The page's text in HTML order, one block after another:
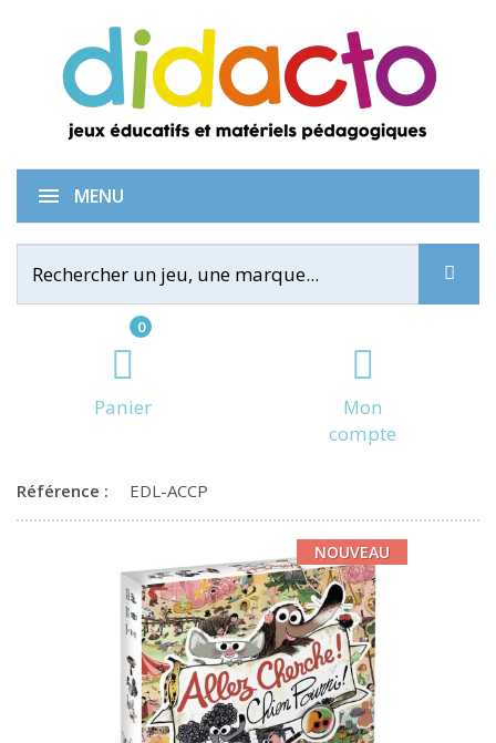
0
Panier
Mon
compte
MENU
Allez Cherche ! Chien Pourri !
Référence : EDL-ACCP
NOUVEAU